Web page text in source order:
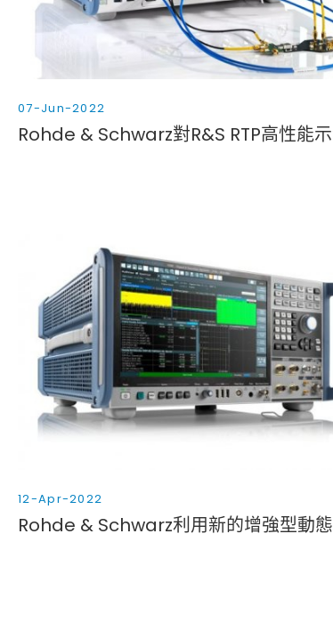
07-Jun-2022
12-Apr-2022